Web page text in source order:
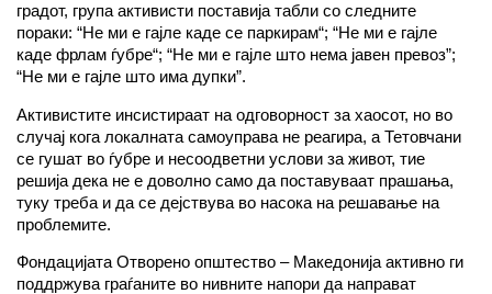
градот, група активисти поставија табли со следните
пораки: “Не ми е гајле каде се паркирам“; “Не ми е гајле
каде фрлам ѓубре“; “Не ми е гајле што нема јавен превоз”;
“Не ми е гајле што има дупки”.
Активистите инсистираат на одговорност за хаосот, но во
случај кога локалната самоуправа не реагира, а Тетовчани
се гушат во ѓубре и несоодветни услови за живот, тие
решија дека не е доволно само да поставуваат прашања,
туку треба и да се дејствува во насока на решавање на
проблемите.
Фондацијата Отворено општество – Македонија активно ги
поддржува граѓаните во нивните напори да направат